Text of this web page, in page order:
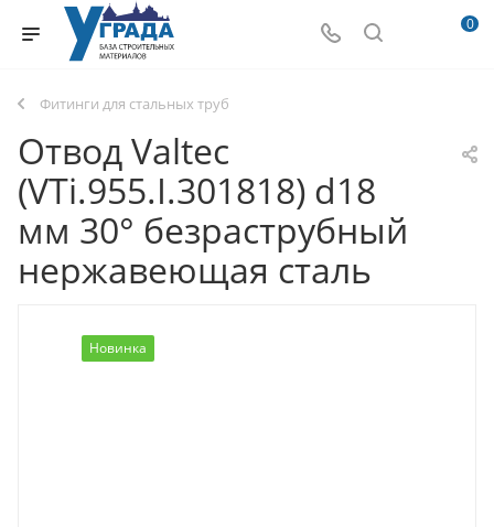
0
Фитинги для стальных труб
Отвод Valtec
(VTi.955.I.301818) d18
мм 30° безраструбный
нержавеющая сталь
Новинка